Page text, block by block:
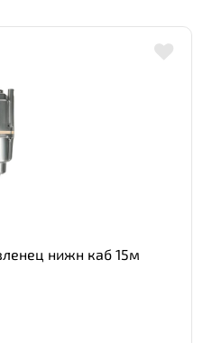
нижн каб 15м